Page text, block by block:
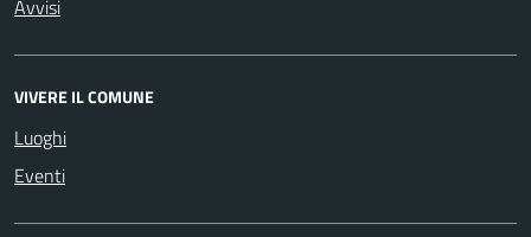
Avvisi
VIVERE IL COMUNE
Luoghi
Eventi